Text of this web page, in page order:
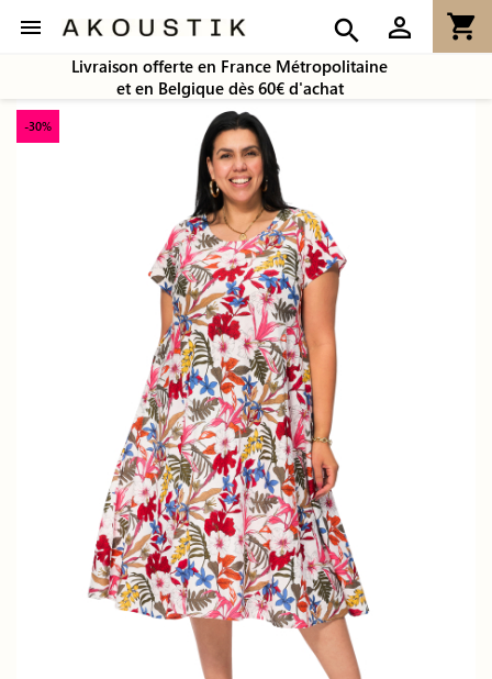
 shopping_cart
person_outline
search
Livraison offerte en France Métropolitaine
et en Belgique dès 60€ d'achat
-30%